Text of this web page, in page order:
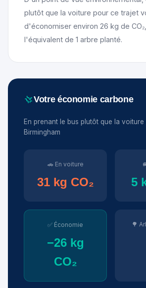
plutôt que la voiture pour ce trajet
d'économiser environ 26 kg de
l'équivalent de 1 arbre planté.
Votre économie carbone
En prenant le bus plutôt que la
Birmingham
🚗 En voiture
31 kg CO₂ 5
✅ Économie
−26 kg
CO₂
🌳